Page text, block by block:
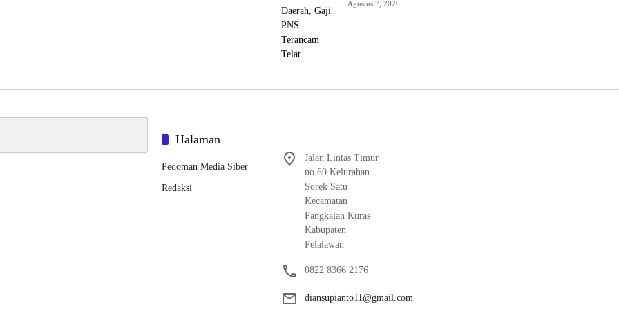
Daerah, Gaji PNS Terancam Telat
Agustus 7, 2026
Halaman
Pedoman Media Siber
Redaksi
Jalan Lintas Timur
no 69 Kelurahan
Sorek Satu
Kecamatan
Pangkalan Kuras
Kabupaten
Pelalawan
0822 8366 2176
diansupianto11@gmail.com